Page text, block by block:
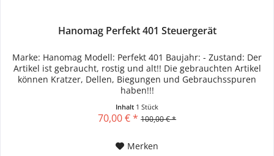
Hanomag Perfekt 401 Steuergerät
Marke: Hanomag Modell: Perfekt 401 Baujahr: - Zustand: Der
Artikel ist gebraucht, rostig und alt!! Die gebrauchten Artikel
können Kratzer, Dellen, Biegungen und Gebrauchsspuren
haben!!!
Inhalt 1 Stück
70,00 € * 100,00 € *
Merken